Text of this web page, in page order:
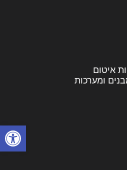
פתח
איטום
ומערכות